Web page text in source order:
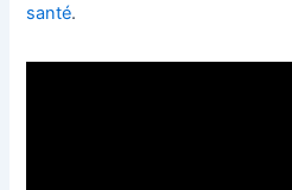
santé.